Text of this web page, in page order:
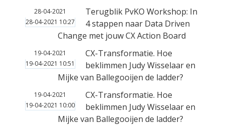
28-04-2021
28-04-2021 10:27
Terugblik PvKO Workshop: In
4 stappen naar Data Driven
Change met jouw CX Action Board
19-04-2021
19-04-2021 10:51
CX-Transformatie. Hoe
beklimmen Judy Wisselaar en
Mijke van Ballegooijen de ladder?
19-04-2021
19-04-2021 10:00
CX-Transformatie. Hoe
beklimmen Judy Wisselaar en
Mijke van Ballegooijen de ladder?